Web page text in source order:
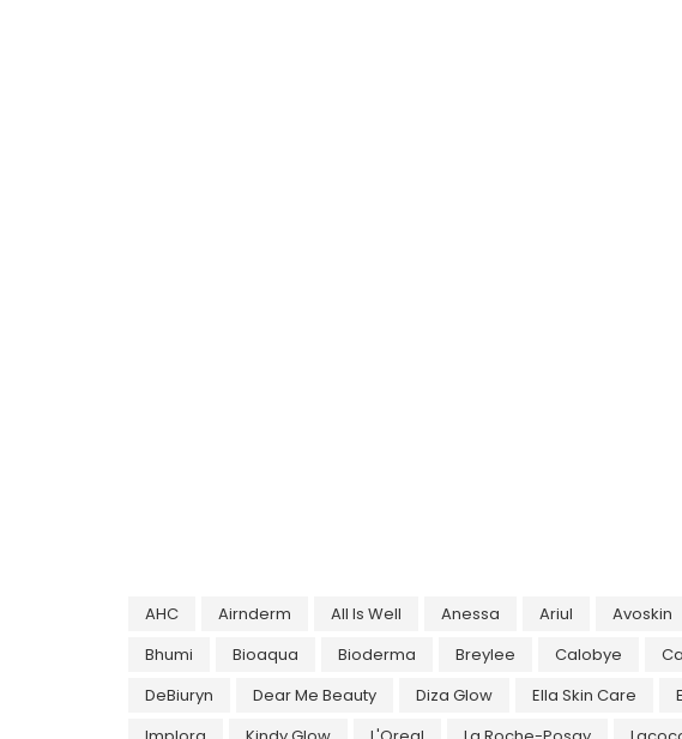
AHC Airnderm All Is Well Anessa Ariul Avoskin
Bhumi
Bioaqua Bioderma Breylee Calobye
DeBiuryn
Dear Me Beauty Diza Glow Ella Skin Care